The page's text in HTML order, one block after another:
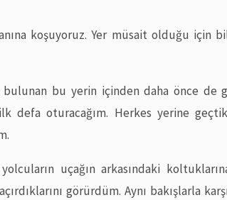
koşuyoruz. Yer müsait olduğu için
bulunan bu yerin içinden daha önce de
defa oturacağım. Herkes yerine
uçağın arkasındaki
görürdüm. Aynı bakışlarla